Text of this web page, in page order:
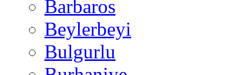
Barbaros
Beylerbeyi
Bulgurlu